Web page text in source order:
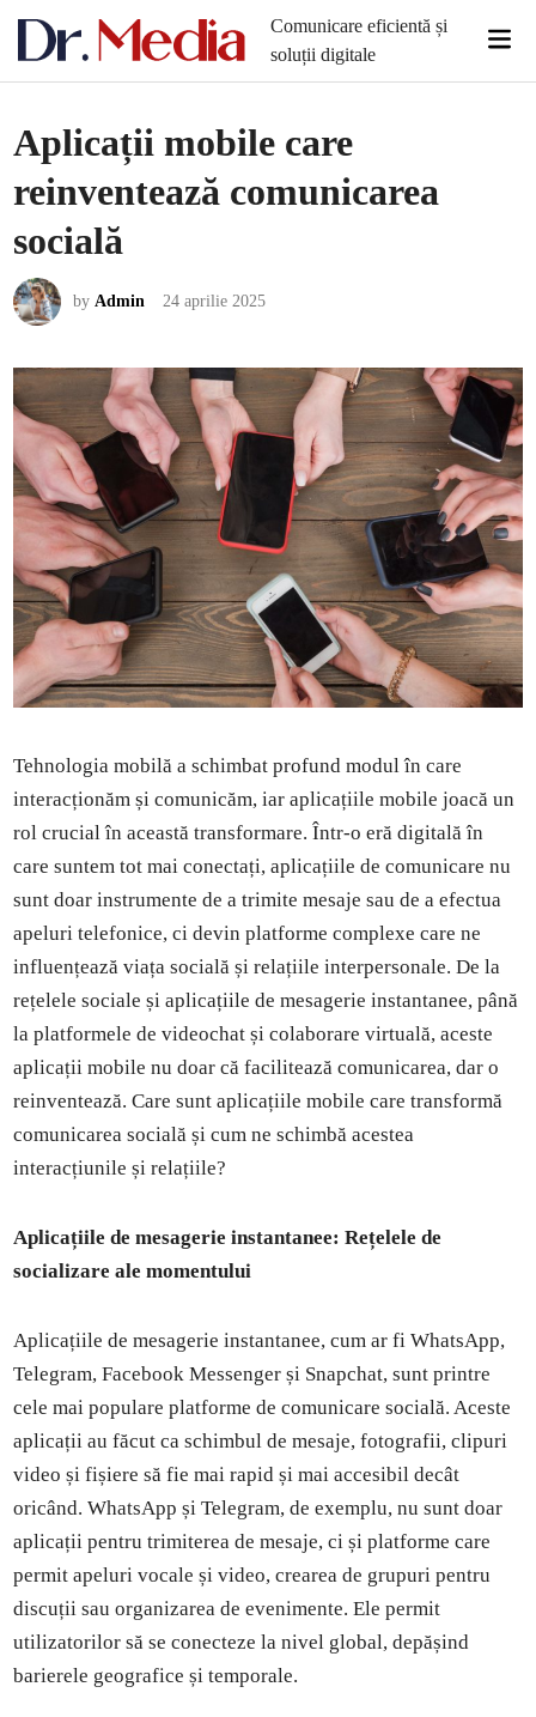
Comunicare eficientă și
soluții digitale
Aplicații mobile care
reinventează comunicarea
socială
byAdmin 24 aprilie 2025
Tehnologia mobilă a schimbat profund modul în care
interacționăm și comunicăm, iar aplicațiile mobile joacă un
rol crucial în această transformare. Într-o eră digitală în
care suntem tot mai conectați, aplicațiile de comunicare nu
sunt doar instrumente de a trimite mesaje sau de a efectua
apeluri telefonice, ci devin platforme complexe care ne
influențează viața socială și relațiile interpersonale. De la
rețelele sociale și aplicațiile de mesagerie instantanee, până
la platformele de videochat și colaborare virtuală, aceste
aplicații mobile nu doar că facilitează comunicarea, dar o
reinventează. Care sunt aplicațiile mobile care transformă
comunicarea socială și cum ne schimbă acestea
interacțiunile și relațiile?
Aplicațiile de mesagerie instantanee: Rețelele de
socializare ale momentului
Aplicațiile de mesagerie instantanee, cum ar fi WhatsApp,
Telegram, Facebook Messenger și Snapchat, sunt printre
cele mai populare platforme de comunicare socială. Aceste
aplicații au făcut ca schimbul de mesaje, fotografii, clipuri
video și fișiere să fie mai rapid și mai accesibil decât
oricând. WhatsApp și Telegram, de exemplu, nu sunt doar
aplicații pentru trimiterea de mesaje, ci și platforme care
permit apeluri vocale și video, crearea de grupuri pentru
discuții sau organizarea de evenimente. Ele permit
utilizatorilor să se conecteze la nivel global, depășind
barierele geografice și temporale.